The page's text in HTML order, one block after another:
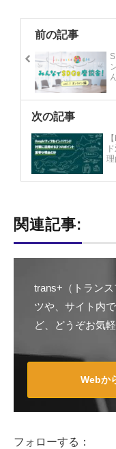
前の記事
次の記事
関連記事:
trans+（トラン
ツや、サイト内
ど、どうぞお気
Webか
フォローする：